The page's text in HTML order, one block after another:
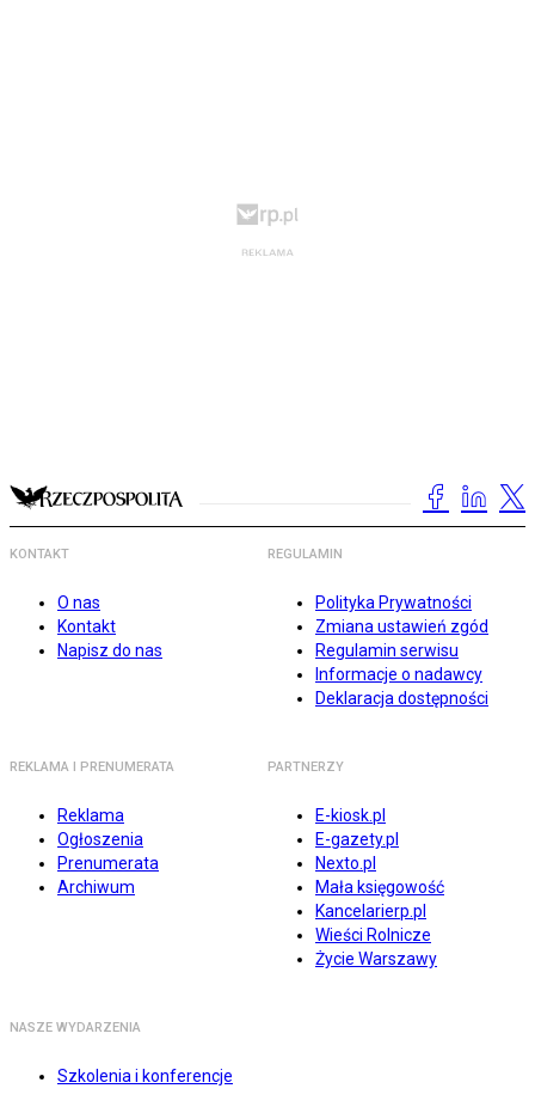
KONTAKT
O nas
Kontakt
Napisz do nas
REGULAMIN
Polityka Prywatności
Zmiana ustawień zgód
Regulamin serwisu
Informacje o nadawcy
Deklaracja dostępności
REKLAMA I PRENUMERATA
Reklama
Ogłoszenia
Prenumerata
Archiwum
PARTNERZY
E-kiosk.pl
E-gazety.pl
Nexto.pl
Mała księgowość
Kancelarierp.pl
Wieści Rolnicze
Życie Warszawy
NASZE WYDARZENIA
Szkolenia i konferencje